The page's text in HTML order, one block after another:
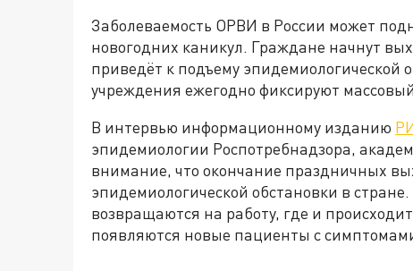
Заболеваемость ОРВИ в России может
новогодних каникул. Граждане начнут
приведёт к подъему эпидемиологической
учреждения ежегодно фиксируют
В интервью информационному изданию
эпидемиологии Роспотребнадзора,
внимание, что окончание праздничных
эпидемиологической обстановки в
возвращаются на работу, где и
появляются новые пациенты с